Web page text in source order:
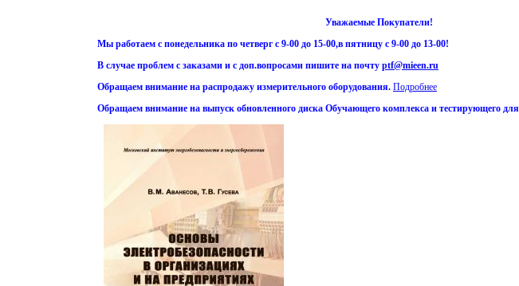
Уважаемые Покупатели!
Мы работаем с понедельника по четверг с 9-00 до 15-00,в пятницу с 9-00 до 13-00!
В случае проблем с заказами и с доп.вопросами пишите на почту ptf@mieen.ru
Обращаем внимание на распродажу измерительного оборудования. Подробнее
Обращаем внимание на выпуск обновленного диска Обучающего комплекса и тестирующего для